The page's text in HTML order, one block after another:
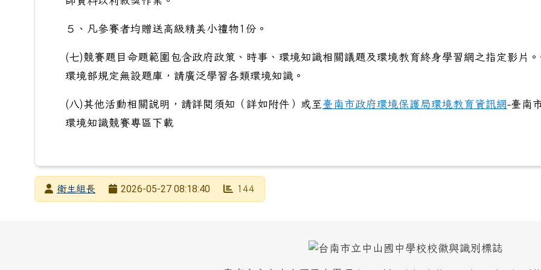
５、凡參賽者均贈送高級精美小禮物1份。
(七)競賽題目命題範圍包含政府政策、時事、環境知識相關議題及環境教育終身學習網之指定影片
環境部規定無設題庫，請廣泛學習各類環境知識。
(八)其他活動相關說明，請詳閱須知（詳如附件）或至 臺南市政府環境保護局環境教育資訊網-臺南
環境知識競賽專區下載
發布者衛生組長
2026-05-27 08:18:40 144